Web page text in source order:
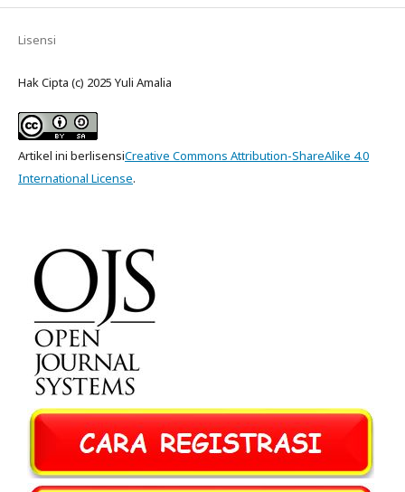
Lisensi
Hak Cipta (c) 2025 Yuli Amalia
Artikel ini berlisensiCreative Commons Attribution-ShareAlike 4.0
International License.